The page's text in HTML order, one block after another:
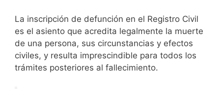
La inscripción de defunción en el Registro Civil
es el asiento que acredita legalmente la muerte
de una persona, sus circunstancias y efectos
civiles, y resulta imprescindible para todos los
trámites posteriores al fallecimiento.